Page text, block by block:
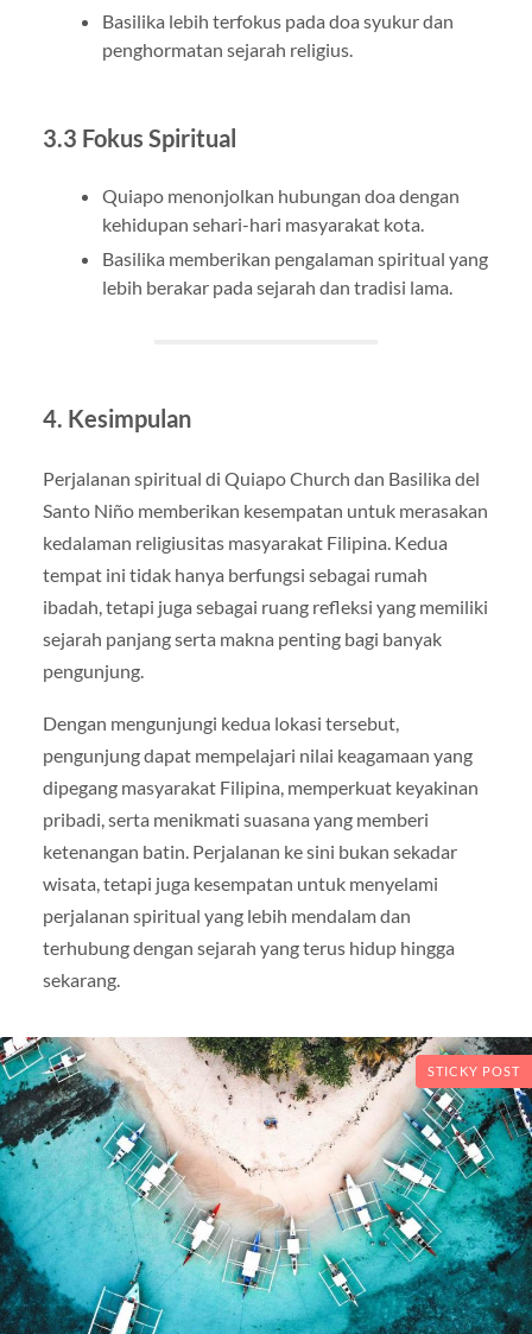
Basilika lebih terfokus pada doa syukur dan
penghormatan sejarah religius.
3.3 Fokus Spiritual
Quiapo menonjolkan hubungan doa dengan
kehidupan sehari-hari masyarakat kota.
Basilika memberikan pengalaman spiritual yang
lebih berakar pada sejarah dan tradisi lama.
4. Kesimpulan
Perjalanan spiritual di Quiapo Church dan Basilika del
Santo Niño memberikan kesempatan untuk merasakan
kedalaman religiusitas masyarakat Filipina. Kedua
tempat ini tidak hanya berfungsi sebagai rumah
ibadah, tetapi juga sebagai ruang refleksi yang memiliki
sejarah panjang serta makna penting bagi banyak
pengunjung.
Dengan mengunjungi kedua lokasi tersebut,
pengunjung dapat mempelajari nilai keagamaan yang
dipegang masyarakat Filipina, memperkuat keyakinan
pribadi, serta menikmati suasana yang memberi
ketenangan batin. Perjalanan ke sini bukan sekadar
wisata, tetapi juga kesempatan untuk menyelami
perjalanan spiritual yang lebih mendalam dan
terhubung dengan sejarah yang terus hidup hingga
sekarang.
STICKY POST